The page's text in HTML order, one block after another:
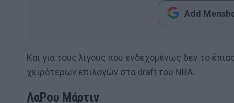
Add
Και για τους λίγους που ενδεχομένως δεν το
χειρότερων επιλογών στα draft του NBA.
ΛαΡου Μάρτιν